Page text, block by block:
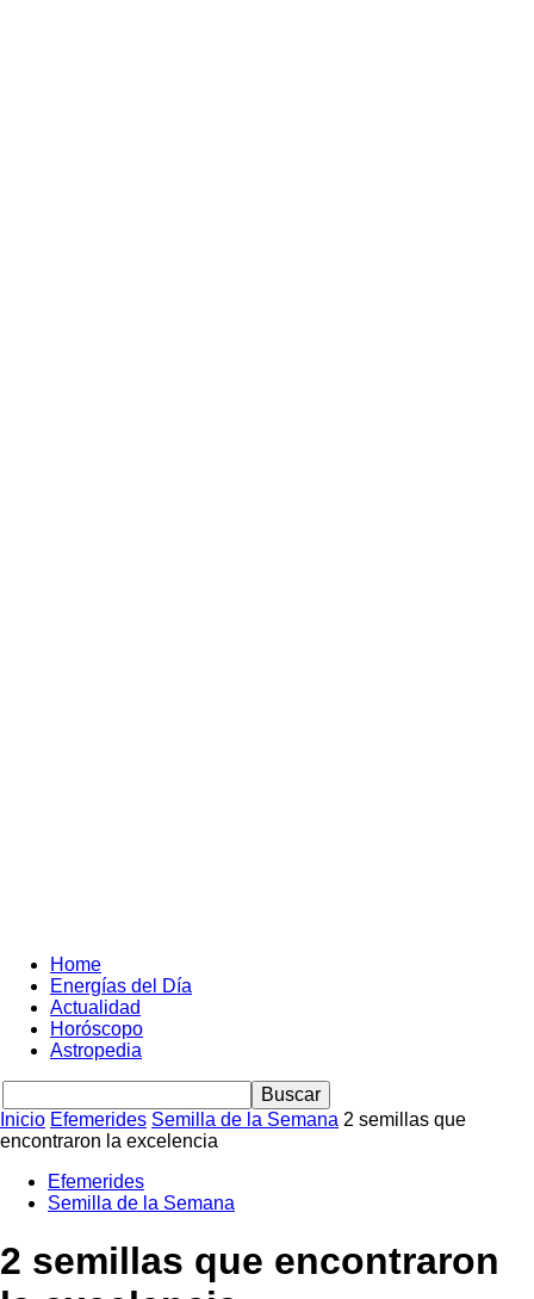
Home
Energías del Día
Actualidad
Horóscopo
Astropedia
Inicio Efemerides Semilla de la Semana 2 semillas que
encontraron la excelencia
Efemerides
Semilla de la Semana
2 semillas que encontraron